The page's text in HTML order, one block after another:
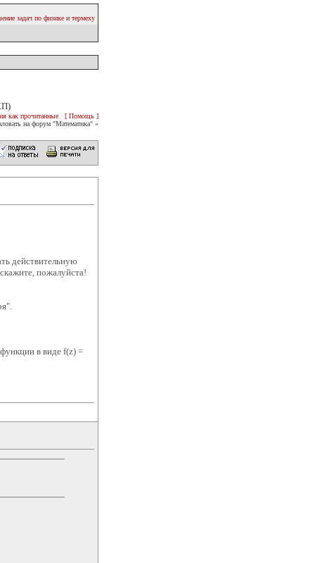
задач по физике и термеху
как прочитанные
[ Помощь ]
на форум "Математика" «
действительную
пожалуйста!
в виде f(z) =